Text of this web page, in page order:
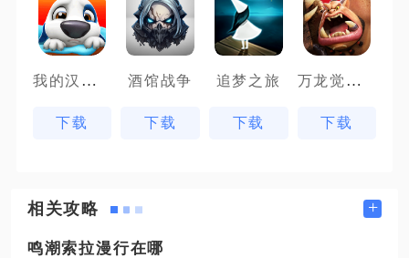
我的汉克狗
下载
酒馆战争
下载
追梦之旅
下载
万龙觉醒魔兽战场
下载
相关攻略 +
鸣潮索拉漫行在哪